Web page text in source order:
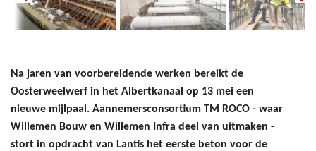
Na jaren van voorbereidende werken bereikt de
Oosterweelwerf in het Albertkanaal op 13 mei een
nieuwe mijlpaal. Aannemersconsortium TM ROCO - waar
Willemen Bouw en Willemen Infra deel van uitmaken -
stort in opdracht van Lantis het eerste beton voor de